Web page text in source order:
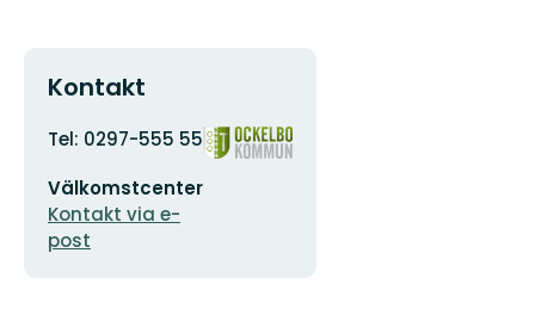
Kontakt
Adress
Tel: 0297-555 55
postadress
Välkomstcenter
Kontakt via e-
post
Organisationens
logotyp